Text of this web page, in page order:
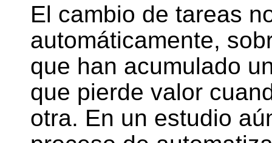
El cambio de tareas
automáticamente,
que han acumulado
que pierde valor
otra. En un estudio